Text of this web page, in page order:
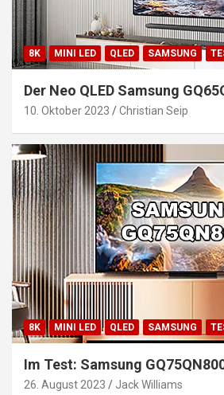
8K MINI LED QLED SAMSUNG
Der Neo QLED Samsung
10. Oktober 2023 Christian Seip
8K MINI LED QLED SAMSUNG
Im Test: Samsung
26. August 2023 Jack Williams